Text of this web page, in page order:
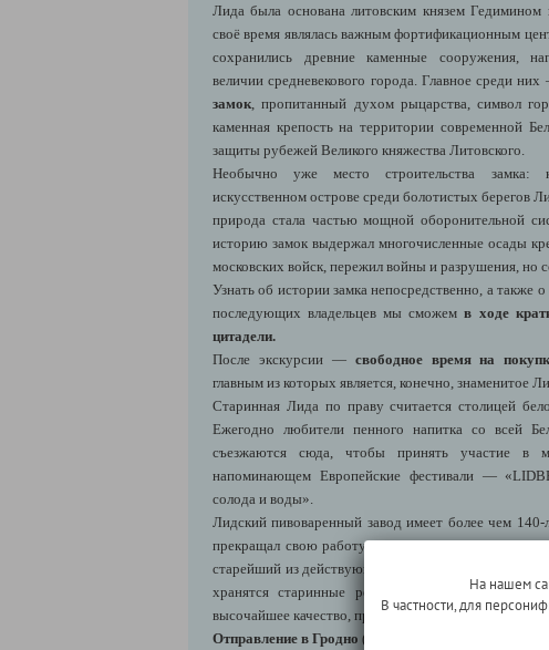
Лида была основана литовским князем
своё время являлась важным фортификационным
сохранились древние каменные сооружения,
величии средневекового города. Главное среди
замок , пропитанный духом рыцарства, символ
каменная крепость на территории современной
защиты рубежей Великого княжества Литовского.
Необычно уже место строительства замка:
искусственном острове среди болотистых берегов
природа стала частью мощной оборонительной
историю замок выдержал многочисленные осады
московских войск, пережил войны и разрушения, но
Узнать об истории замка непосредственно, а также о
последующих владельцев мы сможемв ходе
цитадели.
После экскурсии — свободное время на
главным из которых является, конечно, знаменитое
Старинная Лида по праву считается столицей
Ежегодно любители пенного напитка со всей
съезжаются сюда, чтобы принять участие в
напоминающем Европейские фестивали —
солода и воды».
Лидский пивоваренный завод имеет более чем
прекращал свою работу даже во время мировых
старейший из действующих пивоваренных заводов
хранятся старинные рецепты, а современные
высочайшее качество, признанное далеко за
Отправление в Гродно (Лида → Гродно: 115 км).
На нашем
В частности, для